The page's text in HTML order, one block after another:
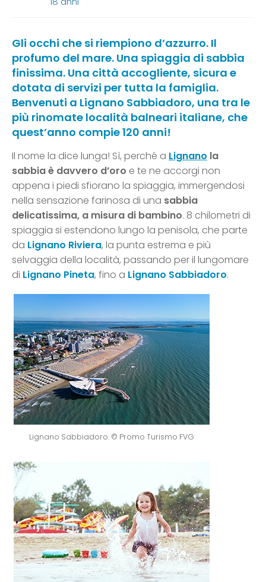
Gli occhi che si riempiono d’azzurro. Il
profumo del mare. Una spiaggia di sabbia
finissima. Una città accogliente, sicura e
dotata di servizi per tutta la famiglia.
Benvenuti a Lignano Sabbiadoro, una tra le
più rinomate località balneari italiane, che
quest’anno compie 120 anni!
Il nome la dice lunga! Sì, perché a Lignano la
sabbia è davvero d’oro e te ne accorgi non
appena i piedi sfiorano la spiaggia, immergendosi
nella sensazione farinosa di una sabbia
delicatissima, a misura di bambino. 8 chilometri di
spiaggia si estendono lungo la penisola, che parte
da Lignano Riviera, la punta estrema e più
selvaggia della località, passando per il lungomare
di Lignano Pineta, fino a Lignano Sabbiadoro.
Lignano Sabbiadoro. © Promo Turismo FVG